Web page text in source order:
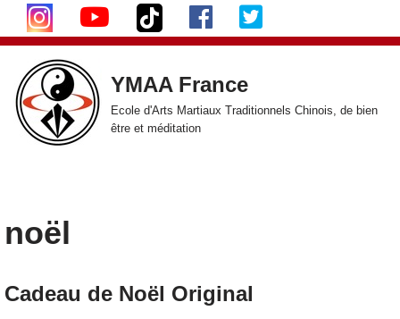
Aller
au
contenu
YMAA France
Ecole d'Arts Martiaux Traditionnels Chinois, de bien
être et méditation
noël
Cadeau de Noël Original